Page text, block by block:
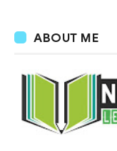
ABOUT ME